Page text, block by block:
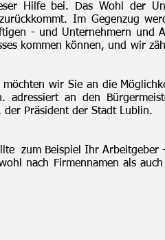
Hilfe bei. Das Wohl der
Im Gegenzug
- und Unternehmern und
kommen können, und wir
wir Sie an die
adressiert an den
der Präsident der Stadt Lublin.
zum Beispiel Ihr Arbeitgeber
nach Firmennamen als